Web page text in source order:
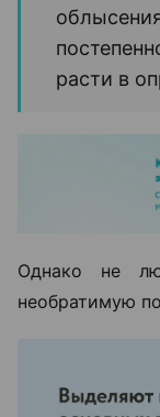
расти в
Однако не
необратимую